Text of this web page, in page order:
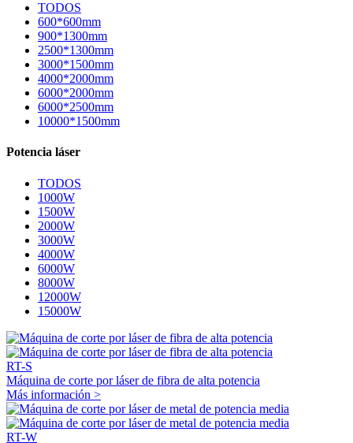
TODOS
600*600mm
900*1300mm
2500*1300mm
3000*1500mm
4000*2000mm
6000*2000mm
6000*2500mm
10000*1500mm
Potencia láser
TODOS
1000W
1500W
2000W
3000W
4000W
6000W
8000W
12000W
15000W
RT-S
Máquina de corte por láser de fibra de alta potencia
Más información >
RT-W